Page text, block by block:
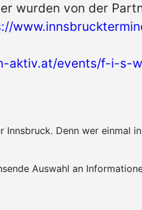
wurden von der
aktiv.at/events/f-i-s-
Denn wer einmal
Auswahl an